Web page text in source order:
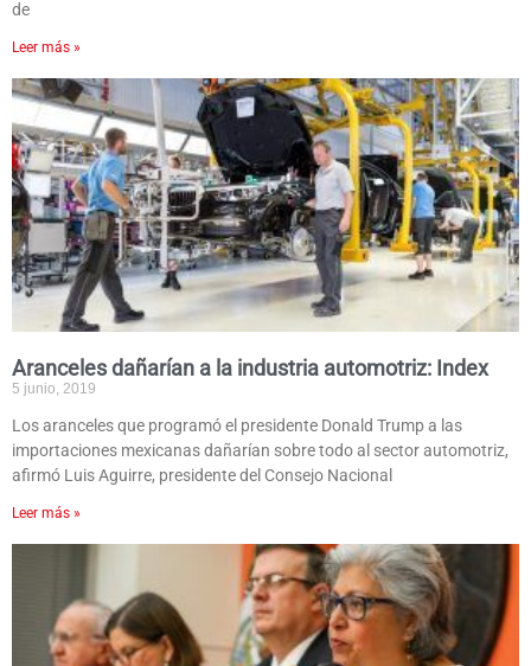
de
Leer más »
Aranceles dañarían a la industria automotriz: Index
5 junio, 2019
Los aranceles que programó el presidente Donald Trump a las
importaciones mexicanas dañarían sobre todo al sector automotriz,
afirmó Luis Aguirre, presidente del Consejo Nacional
Leer más »